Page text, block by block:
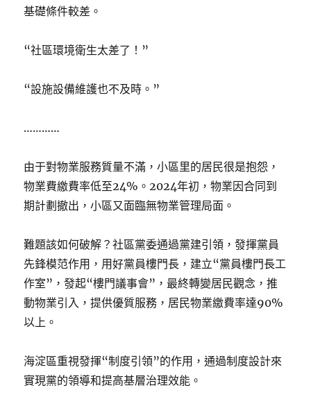
基礎條件較差。
“社區環境衛生太差了！”
“設施設備維護也不及時。”
…………
由于對物業服務質量不滿，小區里的居民很是抱怨，
物業費繳費率低至24%。2024年初，物業因合同到
期計劃撤出，小區又面臨無物業管理局面。
難題該如何破解？社區黨委通過黨建引領，發揮黨員
先鋒模范作用，用好黨員樓門長，建立“黨員樓門長工
作室”，發起“樓門議事會”，最終轉變居民觀念，推
動物業引入，提供優質服務，居民物業繳費率達90%
以上。
海淀區重視發揮“制度引領”的作用，通過制度設計來
實現黨的領導和提高基層治理效能。